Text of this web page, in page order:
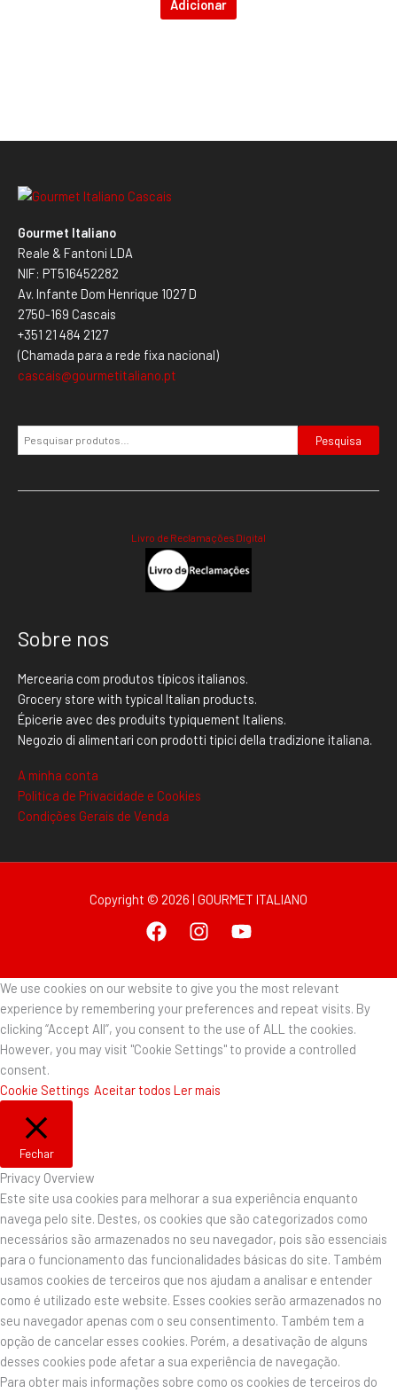
Adicionar
Gourmet Italiano
Reale & Fantoni LDA
NIF: PT516452282
Av. Infante Dom Henrique 1027 D
2750-169 Cascais
+351 21 484 2127
(Chamada para a rede fixa nacional)
cascais@gourmetitaliano.pt
Pesquisa
Livro de Reclamações Digital
Sobre nos
Mercearia com produtos típicos italianos.
Grocery store with typical Italian products.
Épicerie avec des produits typiquement Italiens.
Negozio di alimentari con prodotti tipici della tradizione italiana.
A minha conta
Politica de Privacidade e Cookies
Condições Gerais de Venda
Copyright © 2026 | GOURMET ITALIANO
We use cookies on our website to give you the most relevant
experience by remembering your preferences and repeat visits. By
clicking “Accept All”, you consent to the use of ALL the cookies.
However, you may visit "Cookie Settings" to provide a controlled
consent.
Cookie Settings Aceitar todos Ler mais
Fechar
Privacy Overview
Este site usa cookies para melhorar a sua experiência enquanto
navega pelo site. Destes, os cookies que são categorizados como
necessários são armazenados no seu navegador, pois são essenciais
para o funcionamento das funcionalidades básicas do site. Também
usamos cookies de terceiros que nos ajudam a analisar e entender
como é utilizado este website. Esses cookies serão armazenados no
seu navegador apenas com o seu consentimento. Também tem a
opção de cancelar esses cookies. Porém, a desativação de alguns
desses cookies pode afetar a sua experiência de navegação.
Para obter mais informações sobre como os cookies de terceiros do